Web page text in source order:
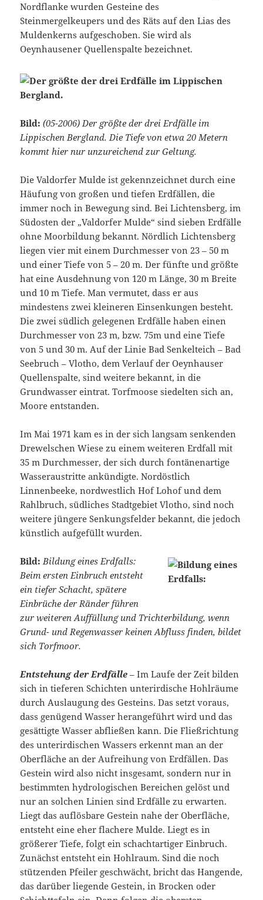
Nordflanke wurden Gesteine des
Steinmergelkeupers und des Räts auf den Lias des
Muldenkerns aufgeschoben. Sie wird als
Oeynhausener Quellenspalte bezeichnet.
Bild:(05-2006) Der größte der drei Erdfälle im
Lippischen Bergland. Die Tiefe von etwa 20 Metern
kommt hier nur unzureichend zur Geltung.
Die Valdorfer Mulde ist gekennzeichnet durch eine
Häufung von großen und tiefen Erdfällen, die
immer noch in Bewegung sind. Bei Lichtensberg, im
Südosten der „Valdorfer Mulde“ sind sieben Erdfälle
ohne Moorbildung bekannt. Nördlich Lichtensberg
liegen vier mit einem Durchmesser von 23 – 50 m
und einer Tiefe von 5 – 20 m. Der fünfte und größte
hat eine Ausdehnung von 120 m Länge, 30 m Breite
und 10 m Tiefe. Man vermutet, dass er aus
mindestens zwei kleineren Einsenkungen besteht.
Die zwei südlich gelegenen Erdfälle haben einen
Durchmesser von 23 m, bzw. 75m und eine Tiefe
von 5 und 30 m. Auf der Linie Bad Senkelteich – Bad
Seebruch – Vlotho, dem Verlauf der Oeynhauser
Quellenspalte, sind weitere bekannt, in die
Grundwasser eintrat. Torfmoose siedelten sich an,
Moore entstanden.
Im Mai 1971 kam es in der sich langsam senkenden
Drewelschen Wiese zu einem weiteren Erdfall mit
35 m Durchmesser, der sich durch fontänenartige
Wasseraustritte ankündigte. Nordöstlich
Linnenbeeke, nordwestlich Hof Lohof und dem
Rahlbruch, südliches Stadtgebiet Vlotho, sind noch
weitere jüngere Senkungsfelder bekannt, die jedoch
künstlich aufgefüllt wurden.
Bild:Bildung eines Erdfalls:
Beim ersten Einbruch entsteht
ein tiefer Schacht, spätere
Einbrüche der Ränder führen
zur weiteren Auffüllung und Trichterbildung, wenn
Grund- und Regenwasser keinen Abfluss finden, bildet
sich Torfmoor.
Entstehung der Erdfälle – Im Laufe der Zeit bilden
sich in tieferen Schichten unterirdische Hohlräume
durch Auslaugung des Gesteins. Das setzt voraus,
dass genügend Wasser herangeführt wird und das
gesättigte Wasser abfließen kann. Die Fließrichtung
des unterirdischen Wassers erkennt man an der
Oberfläche an der Aufreihung von Erdfällen. Das
Gestein wird also nicht insgesamt, sondern nur in
bestimmten hydrologischen Bereichen gelöst und
nur an solchen Linien sind Erdfälle zu erwarten.
Liegt das auflösbare Gestein nahe der Oberfläche,
entsteht eine eher flachere Mulde. Liegt es in
größerer Tiefe, folgt ein schachtartiger Einbruch.
Zunächst entsteht ein Hohlraum. Sind die noch
stützenden Pfeiler geschwächt, bricht das Hangende,
das darüber liegende Gestein, in Brocken oder